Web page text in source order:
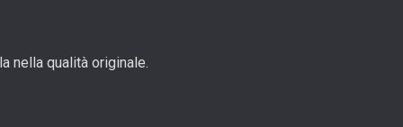
nella qualità originale.